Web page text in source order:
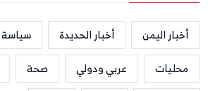
أخبار اليمن أخبار الحديدة سياسة
محليات
عربي ودولي صحة